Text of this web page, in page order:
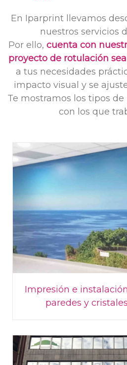
En Iparprint llevamos
nuestros servicios
Por ello, cuenta con
proyecto de rotulación
a tus necesidades
impacto visual y se
Te mostramos los tipos
con los que
Impresión e
paredes y